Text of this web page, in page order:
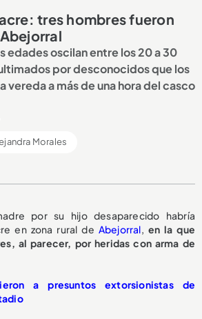
tres hombres fueron
edades oscilan entre los 20 a 30
por desconocidos que los
vereda a más de una hora del casco
Morales
por su hijo desaparecido habría
en zona rural de Abejorral, en la que
al parecer, por heridas con arma de
a presuntos extorsionistas de